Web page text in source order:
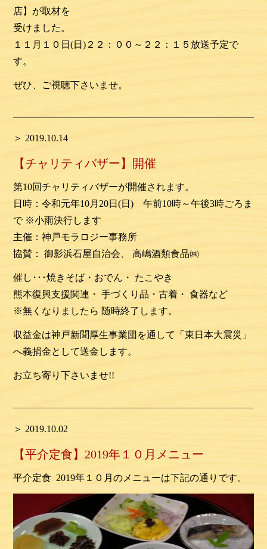
店】が取材を
受けました。
１１月１０日(日)２２：００～２２：１５放送予定で
す。
ぜひ、ご視聴下さいませ。
＞ 2019.10.14
【チャリティバザー】開催
第10回チャリティバザーが開催されます。
日時：令和元年10月20日(日) 午前10時～午後3時ごろま
で ※小雨決行します
主催：神戸モラロジー事務所
協賛： 御影浜石屋自治会、 高嶋酒類食品㈱
催し･･･焼きそば・おでん・ たこやき
熊本復興支援関連・ 手づくり品・古着・ 食器など
※無くなりましたら 随時終了します。
収益金は神戸新聞厚生事業団を通して「東日本大震災」
へ義捐金として送金します。
お立ち寄り下さいませ!!
＞ 2019.10.02
【平介定食】2019年１０月メニュー
平介定食 2019年１０月のメニューは下記の通りです。